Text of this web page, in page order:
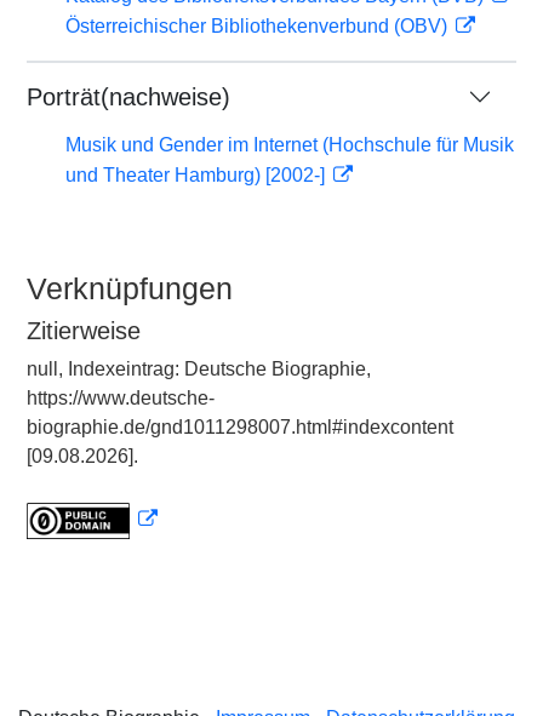
Österreichischer Bibliothekenverbund (OBV)
Porträt(nachweise)
Musik und Gender im Internet (Hochschule für Musik
und Theater Hamburg) [2002-]
Verknüpfungen
Zitierweise
null, Indexeintrag: Deutsche Biographie,
https://www.deutsche-
biographie.de/gnd1011298007.html#indexcontent
[09.08.2026].